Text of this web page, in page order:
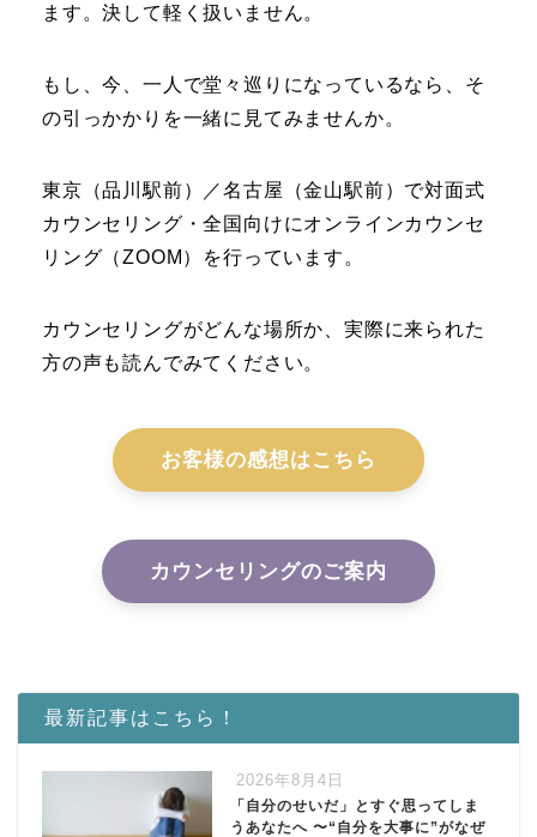
ます。決して軽く扱いません。
もし、今、一人で堂々巡りになっているなら、そ
の引っかかりを一緒に見てみませんか。
東京（品川駅前）／名古屋（金山駅前）で対面式
カウンセリング・全国向けにオンラインカウンセ
リング（ZOOM）を行っています。
カウンセリングがどんな場所か、実際に来られた
方の声も読んでみてください。
お客様の感想はこちら
カウンセリングのご案内
最新記事はこちら！
2026年8月4日
「自分のせいだ」とすぐ思ってしま
うあなたへ 〜“自分を大事に”がなぜ